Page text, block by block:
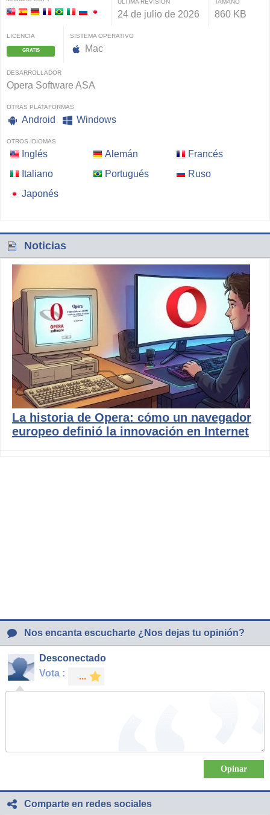
ÚLTIMA REVISIÓN
24 de julio de 2026
TAMAÑO
860 KB
LICENCIA
GRATIS
SISTEMA OPERATIVO
Mac
DESARROLLADOR
Opera Software ASA
OTRAS PLATAFORMAS
Android Windows
OTROS IDIOMAS
Inglés Alemán
Francés
Italiano
Portugués
Ruso
Japonés
Noticias
La historia de Opera: cómo un navegador
europeo definió la innovación en Internet
Nos encanta escucharte ¿Nos dejas tu opinión?
Desconectado
Vota :
Comparte en redes sociales